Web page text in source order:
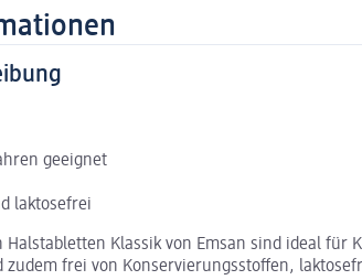
geeignet
laktosefrei
Halstabletten Klassik von Emsan sind ideal
zudem frei von Konservierungsstoffen,